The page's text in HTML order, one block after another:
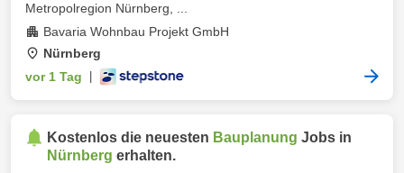
Metropolregion Nürnberg, ...
Bavaria Wohnbau Projekt GmbH
Nürnberg
vor 1 Tag
Kostenlos die neuesten Bauplanung Jobs in
Nürnberg erhalten.